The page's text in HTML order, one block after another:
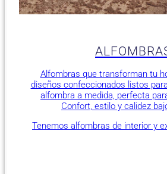
Alfombras que transforman tu
diseños confeccionados listos
alfombra a medida, perfecta
Confort, estilo y calidez
Tenemos alfombras de interior y